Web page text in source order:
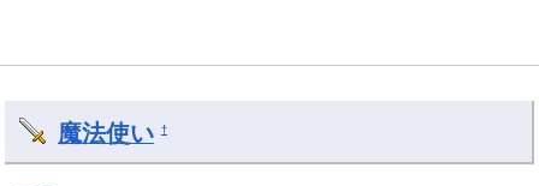
魔法使い †